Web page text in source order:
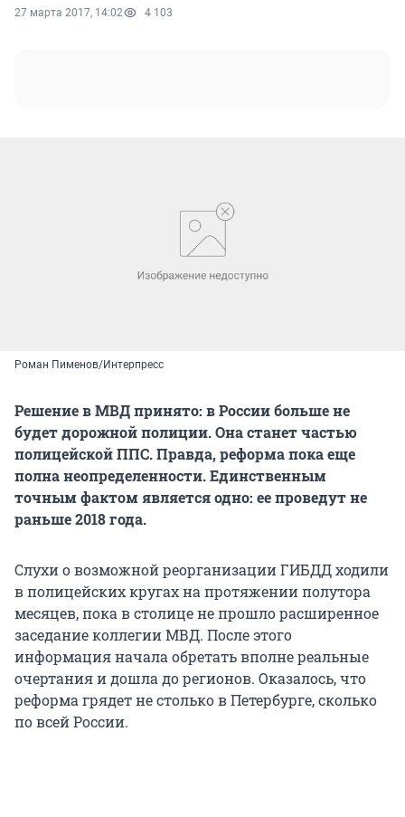
27 марта 2017, 14:02 4 103
Роман Пименов/Интерпресс
Решение в МВД принято: в России больше не
будет дорожной полиции. Она станет частью
полицейской ППС. Правда, реформа пока еще
полна неопределенности. Единственным
точным фактом является одно: ее проведут не
раньше 2018 года.
Слухи о возможной реорганизации ГИБДД ходили
в полицейских кругах на протяжении полутора
месяцев, пока в столице не прошло расширенное
заседание коллегии МВД. После этого
информация начала обретать вполне реальные
очертания и дошла до регионов. Оказалось, что
реформа грядет не столько в Петербурге, сколько
по всей России.